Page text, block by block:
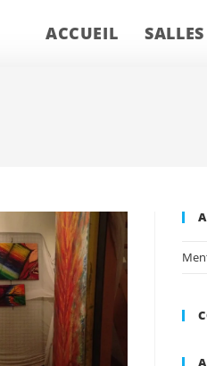
ACCUEIL SALLES